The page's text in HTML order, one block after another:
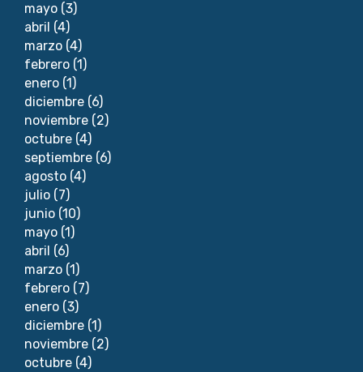
mayo (3)
abril (4)
marzo (4)
febrero (1)
enero (1)
diciembre (6)
noviembre (2)
octubre (4)
septiembre (6)
agosto (4)
julio (7)
junio (10)
mayo (1)
abril (6)
marzo (1)
febrero (7)
enero (3)
diciembre (1)
noviembre (2)
octubre (4)